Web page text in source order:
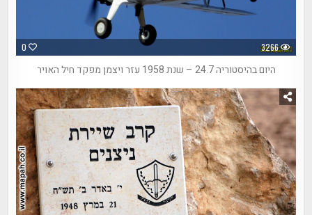
0 3266
היום בהיסטוריה 24.7 – שנת 1958 עזר ויצמן מפקד חיל האויר